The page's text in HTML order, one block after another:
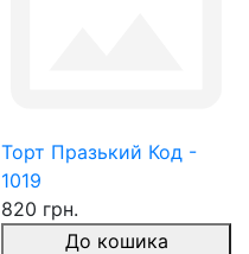
Торт Празький Код -
1019
820 грн.
До кошика